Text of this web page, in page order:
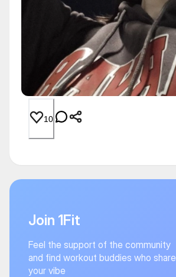
10
Join 1Fit
Feel the support of the community
and find workout buddies who share
your vibe